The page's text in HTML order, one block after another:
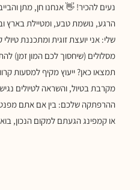
נעים להכיר! 👋 אנחנו חן, מתן
הרגע, נושמת טבע, ומטיילת בארץ
שלי: אני יועצת זוגית ומתכננת
מסלולים (שיחסוך לכם המון זמן)
תמצאו כאן? ייעוץ מקיף למסעות
מקרבת בטיול, והשראה לטיולים
ההרפתקה שלכם: בין אם אתם
או קמפינג הגעתם למקום הנכון,